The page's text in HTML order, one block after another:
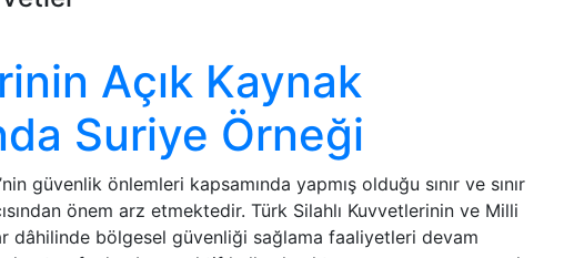
Açık Kaynak
Suriye Örneği
güvenlik önlemleri kapsamında yapmış olduğu sınır ve sınır
önem arz etmektedir. Türk Silahlı Kuvvetlerinin ve Milli
dâhilinde bölgesel güvenliği sağlama faaliyetleri devam